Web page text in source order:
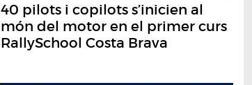
40 pilots i copilots s’inicien al
món del motor en el primer curs
RallySchool Costa Brava